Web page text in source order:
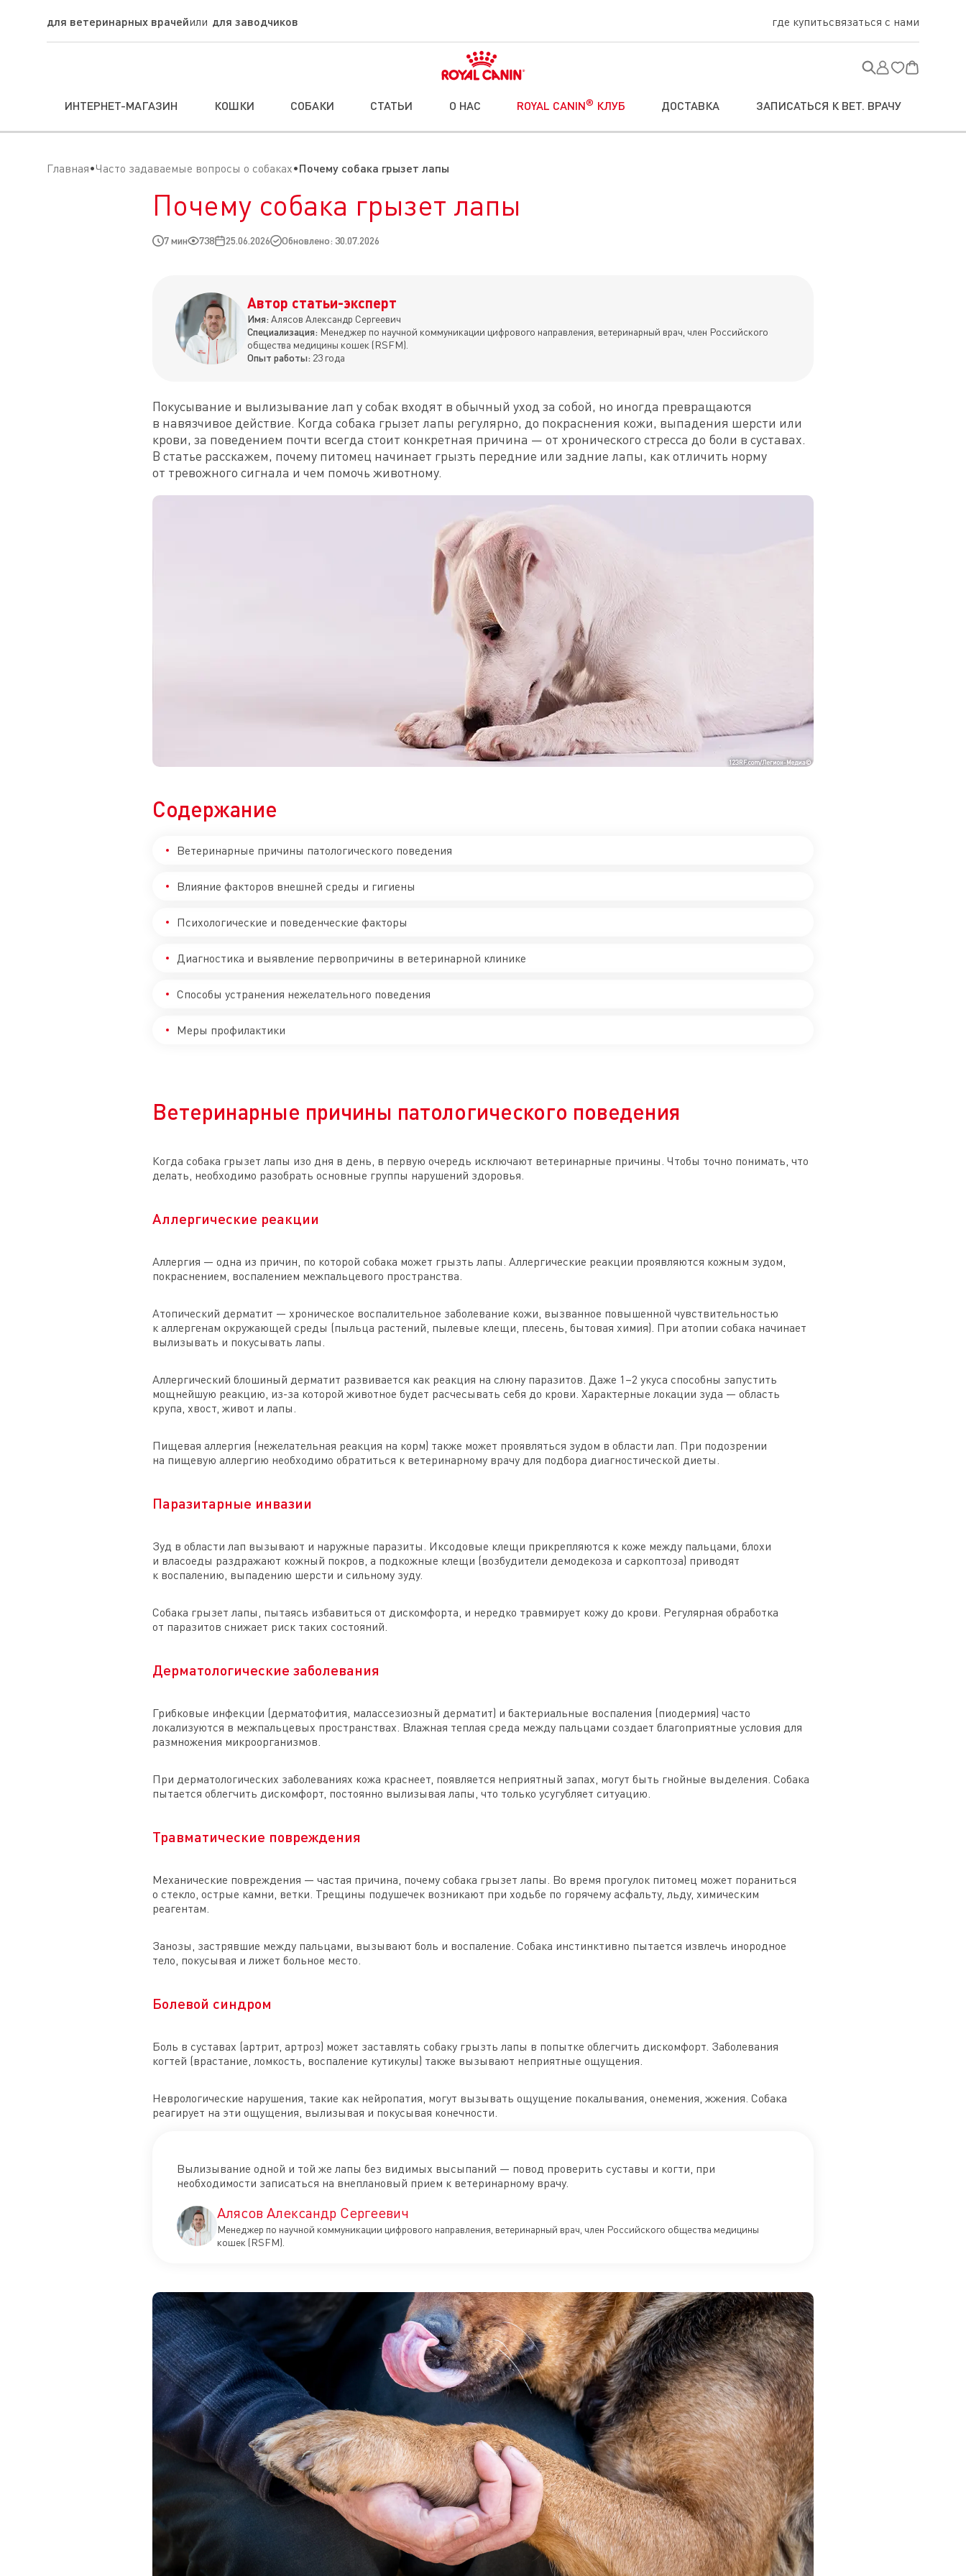
для ветеринарных врачей для заводчиков где купитьсвязаться с нами
ИНТЕРНЕТ-МАГАЗИН КОШКИ СОБАКИ СТАТЬИ О НАС ROYAL CANIN® КЛУБ ДОСТАВКА ЗАПИСАТЬСЯ К ВЕТ. ВРАЧУ
Главная Часто задаваемые вопросы о собаках Почему собака грызет лапы
Почему собака грызет лапы
7 мин 738 25.06.2026 Обновлено: 30.07.2026
Автор статьи-эксперт
Имя: Алясов Александр Сергеевич
Специализация: Менеджер по научной коммуникации цифрового направления, ветеринарный врач, член Российского
общества медицины кошек (RSFM).
Опыт работы: 23 года
Покусывание и вылизывание лап у собак входят в обычный уход за собой, но иногда превращаются
в навязчивое действие. Когда собака грызет лапы регулярно, до покраснения кожи, выпадения шерсти или
крови, за поведением почти всегда стоит конкретная причина — от хронического стресса до боли в суставах.
В статье расскажем, почему питомец начинает грызть передние или задние лапы, как отличить норму
от тревожного сигнала и чем помочь животному.
Содержание
Ветеринарные причины патологического поведения
Влияние факторов внешней среды и гигиены
Психологические и поведенческие факторы
Диагностика и выявление первопричины в ветеринарной клинике
Способы устранения нежелательного поведения
Меры профилактики
Ветеринарные причины патологического поведения
Когда собака грызет лапы изо дня в день, в первую очередь исключают ветеринарные причины. Чтобы точно понимать, что
делать, необходимо разобрать основные группы нарушений здоровья.
Аллергические реакции
Аллергия — одна из причин, по которой собака может грызть лапы. Аллергические реакции проявляются кожным зудом,
покраснением, воспалением межпальцевого пространства.
Атопический дерматит — хроническое воспалительное заболевание кожи, вызванное повышенной чувствительностью
к аллергенам окружающей среды (пыльца растений, пылевые клещи, плесень, бытовая химия). При атопии собака начинает
вылизывать и покусывать лапы.
Аллергический блошиный дерматит развивается как реакция на слюну паразитов. Даже 1–2 укуса способны запустить
мощнейшую реакцию, из-за которой животное будет расчесывать себя до крови. Характерные локации зуда — область
крупа, хвост, живот и лапы.
Пищевая аллергия (нежелательная реакция на корм) также может проявляться зудом в области лап. При подозрении
на пищевую аллергию необходимо обратиться к ветеринарному врачу для подбора диагностической диеты.
Паразитарные инвазии
Зуд в области лап вызывают и наружные паразиты. Иксодовые клещи прикрепляются к коже между пальцами, блохи
и власоеды раздражают кожный покров, а подкожные клещи (возбудители демодекоза и саркоптоза) приводят
к воспалению, выпадению шерсти и сильному зуду.
Собака грызет лапы, пытаясь избавиться от дискомфорта, и нередко травмирует кожу до крови. Регулярная обработка
от паразитов снижает риск таких состояний.
Дерматологические заболевания
Грибковые инфекции (дерматофития, малассезиозный дерматит) и бактериальные воспаления (пиодермия) часто
локализуются в межпальцевых пространствах. Влажная теплая среда между пальцами создает благоприятные условия для
размножения микроорганизмов.
При дерматологических заболеваниях кожа краснеет, появляется неприятный запах, могут быть гнойные выделения. Собака
пытается облегчить дискомфорт, постоянно вылизывая лапы, что только усугубляет ситуацию.
Травматические повреждения
Механические повреждения — частая причина, почему собака грызет лапы. Во время прогулок питомец может пораниться
о стекло, острые камни, ветки. Трещины подушечек возникают при ходьбе по горячему асфальту, льду, химическим
реагентам.
Занозы, застрявшие между пальцами, вызывают боль и воспаление. Собака инстинктивно пытается извлечь инородное
тело, покусывая и лижет больное место.
Болевой синдром
Боль в суставах (артрит, артроз) может заставлять собаку грызть лапы в попытке облегчить дискомфорт. Заболевания
когтей (врастание, ломкость, воспаление кутикулы) также вызывают неприятные ощущения.
Неврологические нарушения, такие как нейропатия, могут вызывать ощущение покалывания, онемения, жжения. Собака
реагирует на эти ощущения, вылизывая и покусывая конечности.
Вылизывание одной и той же лапы без видимых высыпаний — повод проверить суставы и когти, при
необходимости записаться на внеплановый прием к ветеринарному врачу.
Алясов Александр Сергеевич
Менеджер по научной коммуникации цифрового направления, ветеринарный врач, член Российского общества медицины
кошек (RSFM).